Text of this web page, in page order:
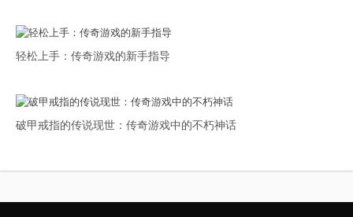
轻松上手：传奇游戏的新手指导
破甲戒指的传说现世：传奇游戏中的不朽神话